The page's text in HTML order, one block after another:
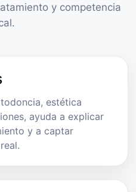
y competencia
estética
ayuda a explicar
y a captar